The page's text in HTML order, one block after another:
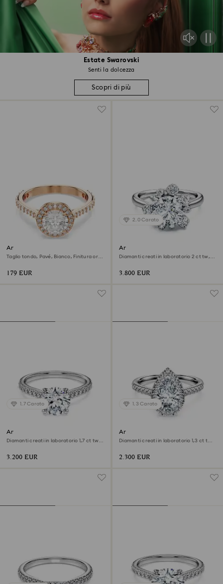
Estate Swarovski
Senti la dolcezza
Scopri di più
Anello cocktail Una Angelic
Taglio tondo, Pavé, Bianco, Finitura oro
179 EUR
2.0 Carato
Anello Galaxy
Diamanti creati in laboratorio 2 ct tw,
3.800 EUR
1.7 Carato
Anello solitario Eternity
Diamanti creati in laboratorio 1,7 ct tw,
3.200 EUR
1.3 Carato
Anello solitario halo Eternity
Diamanti creati in laboratorio 1,3 ct tw,
2.300 EUR